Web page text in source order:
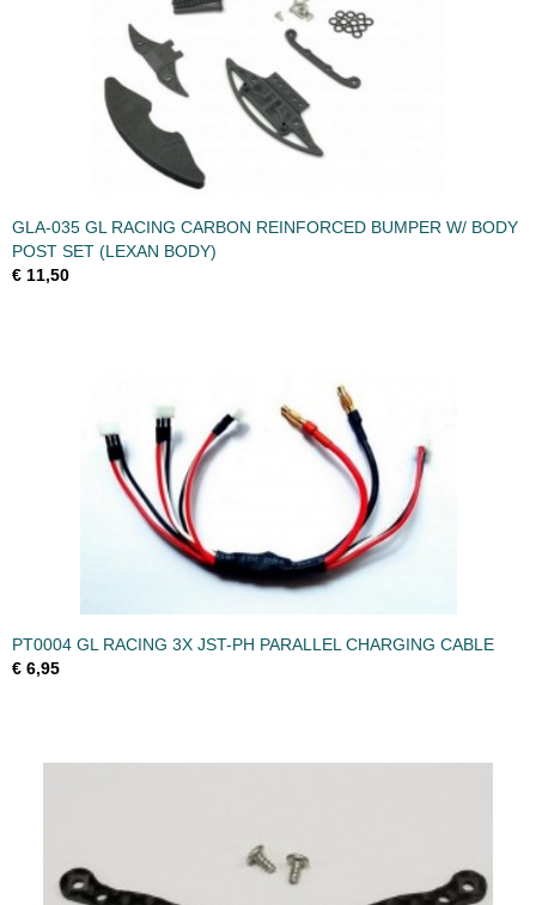
GLA-035 GL RACING CARBON REINFORCED BUMPER W/ BODY
POST SET (LEXAN BODY)
€ 11,50
PT0004 GL RACING 3X JST-PH PARALLEL CHARGING CABLE
€ 6,95